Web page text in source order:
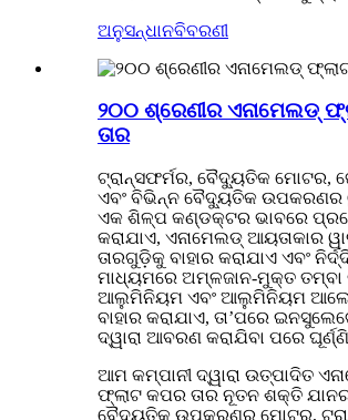
ଅନୁସନ୍ଧାନବିବରଣୀ
୨୦୦ ଶ୍ରେଣୀର ଏନାମେଲଡ୍
ତାର
ଟ୍ରାନ୍ସଫର୍ମର, ବୈଦ୍ୟୁତିକ ମୋଟର,
ଏବଂ ବିଭିନ୍ନ ବୈଦ୍ୟୁତିକ ଉପକରଣର
ଏକ ଶିଳ୍ପ କଣ୍ଡକ୍ଟର ଭାବରେ
କରାଯାଏ, ଏନାମେଲଡ୍ ଆୟତାକାର
ତାରଗୁଡ଼ିକୁ ବାହାର କରାଯାଏ ଏବଂ
ମାଧ୍ୟମରେ ଅମ୍ଳଜାନ-ମୁକ୍ତ ତମ୍ବା
ଆଲୁମିନିୟମ ଏବଂ ଆଲୁମିନିୟମ
ବାହାର କରାଯାଏ, ତା’ପରେ
ଦ୍ୱାରା ଆବରଣ କରାଯିବା ପରେ
ଆମ କମ୍ପାନୀ ଦ୍ୱାରା ଉତ୍ପାଦିତ
ଫ୍ଲାଟ କପର ତାର ନୂତନ ଶକ୍ତି
ବୈଦ୍ୟୁତିକ ଉପକରଣର ମୋଟର,